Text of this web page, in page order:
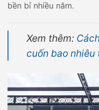
bền bỉ nhiều năm.
Xem thêm:
cuốn bao nhiêu